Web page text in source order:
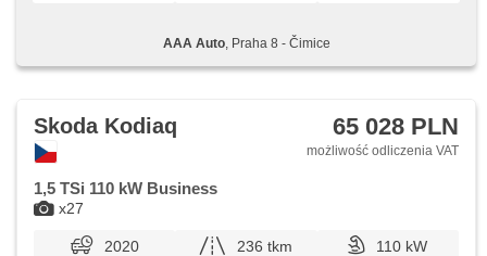
AAA Auto, Praha 8 - Čimice
x27
Skoda Kodiaq 65 028 PLN
możliwość odliczenia VAT
1,5 TSi 110 kW Business
2020 236 tkm
110 kW